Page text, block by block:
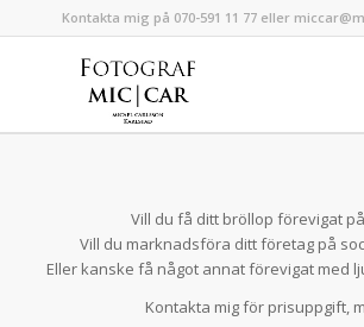
Kontakta mig på 070-591 11 77 eller
Vill du få ditt bröllop förevigat
Vill du marknadsföra ditt företag på
Eller kanske få något annat förevigat med
Kontakta mig för prisuppgift,